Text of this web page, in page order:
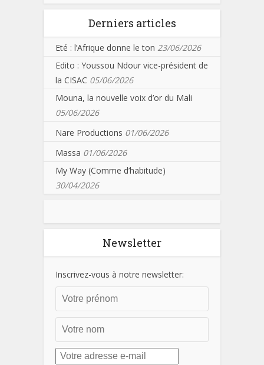
Derniers articles
Eté : l’Afrique donne le ton 23/06/2026
Edito : Youssou Ndour vice-président de
la CISAC 05/06/2026
Mouna, la nouvelle voix d’or du Mali
05/06/2026
Nare Productions 01/06/2026
Massa 01/06/2026
My Way (Comme d’habitude)
30/04/2026
Newsletter
Inscrivez-vous à notre newsletter: